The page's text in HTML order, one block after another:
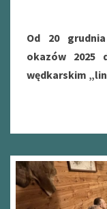
Od 20
okazów 2025
wędkarskim